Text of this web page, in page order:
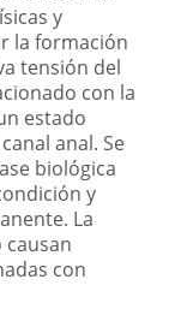
y
la formación
tensión del
con la
estado
anal. Se
biológica
y
La
causan
con